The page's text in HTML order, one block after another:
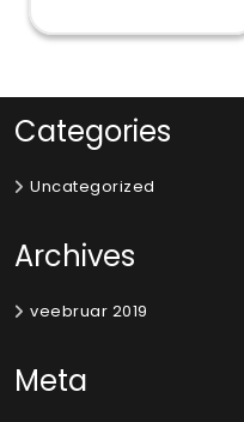
Categories
Uncategorized
Archives
veebruar 2019
Meta